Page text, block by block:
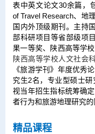
表中英文论文30余篇，
of Travel Research、地
国内外顶级期刊。主持
部科研项目等省部级项
果一等奖、陕西高等学
陕西高等学校人文社会
《旅游学刊》年度优秀
究生2名，专业型硕士
视当年招生指标统筹确
者行为和旅游地理研究的
精品课程